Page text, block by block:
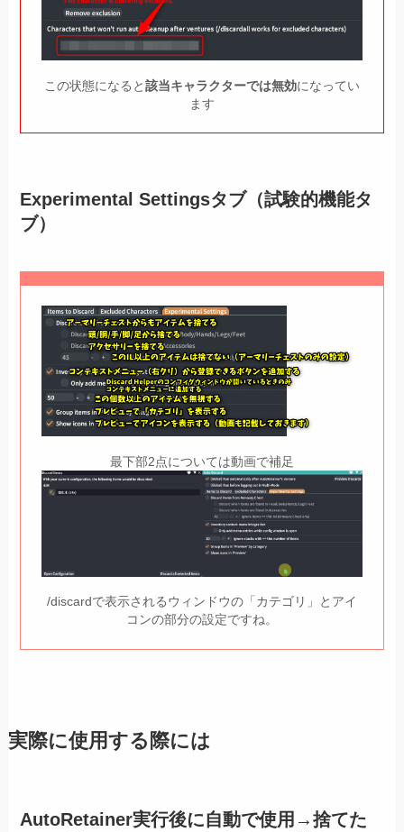
この状態になると該当キャラクターでは無効になってい
ます
Experimental Settingsタブ（試験的機能タ
ブ）
最下部2点については動画で補足
/discardで表示されるウィンドウの「カテゴリ」とアイ
コンの部分の設定ですね。
実際に使用する際には
AutoRetainer実行後に自動で使用→捨てた